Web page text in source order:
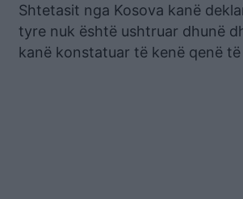
Shtetasit nga Kosova kanë
tyre nuk është ushtruar dhunë
kanë konstatuar të kenë qenë